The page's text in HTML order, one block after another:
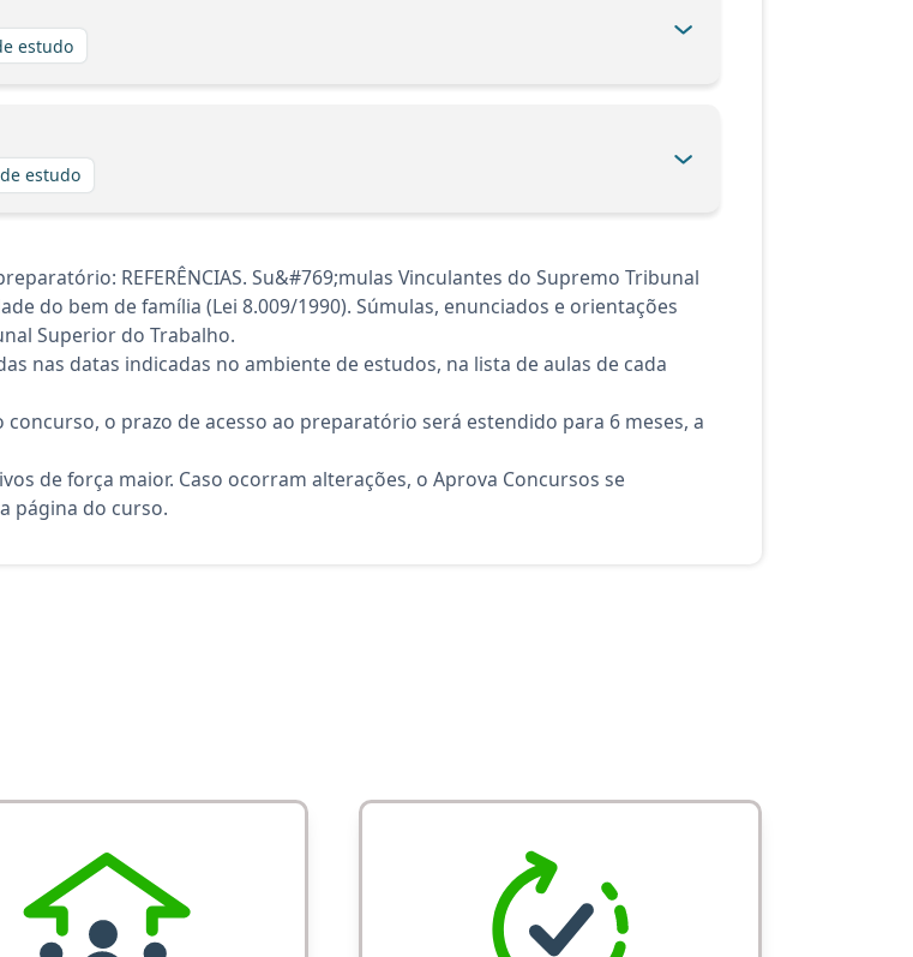
estudo
estudo
REFERÊNCIAS. Su&#769;mulas Vinculantes do Supremo Tribunal
do bem de família (Lei 8.009/1990). Súmulas, enunciados e orientações
Superior do Trabalho.
nas datas indicadas no ambiente de estudos, na lista de aulas de cada
o prazo de acesso ao preparatório será estendido para 6 meses, a
de força maior. Caso ocorram alterações, o Aprova Concursos se
página do curso.